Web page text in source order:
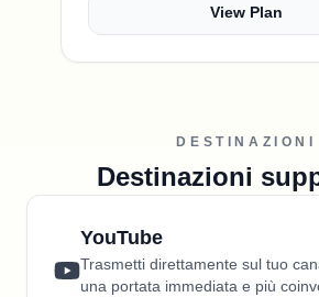
View Plan
DESTINAZIONI
Destinazioni
YouTube
Trasmetti direttamente sul tuo
una portata immediata e più